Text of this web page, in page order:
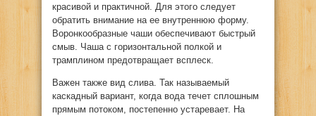
красивой и практичной. Для этого следует
обратить внимание на ее внутреннюю форму.
Воронкообразные чаши обеспечивают быстрый
смыв. Чаша с горизонтальной полкой и
трамплином предотвращает всплеск.
Важен также вид слива. Так называемый
каскадный вариант, когда вода течет сплошным
прямым потоком, постепенно устаревает. На